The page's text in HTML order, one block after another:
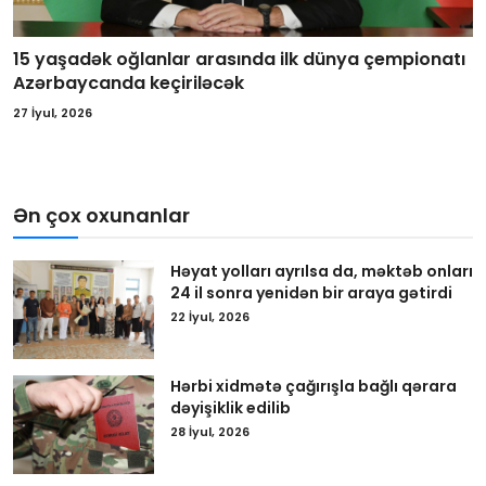
15 yaşadək oğlanlar arasında ilk dünya çempionatı
Azərbaycanda keçiriləcək
27 İyul, 2026
Ən çox oxunanlar
Həyat yolları ayrılsa da, məktəb onları
24 il sonra yenidən bir araya gətirdi
22 İyul, 2026
Hərbi xidmətə çağırışla bağlı qərara
dəyişiklik edilib
28 İyul, 2026